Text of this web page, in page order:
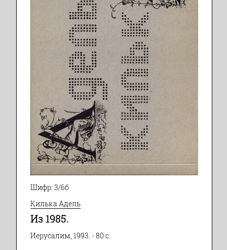
Шифр: 3/6б
Килька Адель
Из 1985.
Иерусалим, 1993. - 80 с.